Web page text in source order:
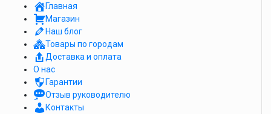
Главная
Магазин
Наш блог
Товары по городам
Доставка и оплата
О нас
Гарантии
Отзыв руководителю
Контакты